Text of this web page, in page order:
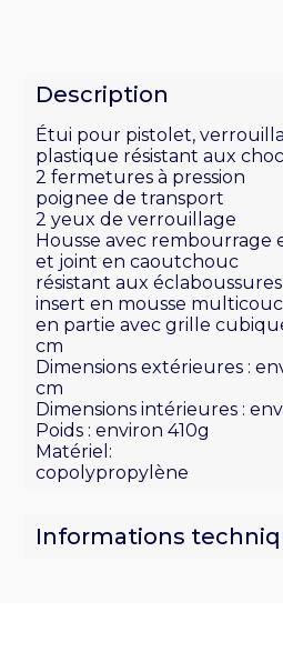
Description
Étui pour pistolet,
plastique résistant aux
2 fermetures à pression
poignee de transport
2 yeux de verrouillage
Housse avec rembourrage
et joint en caoutchouc
résistant aux éclaboussures
insert en mousse
en partie avec grille
cm
Dimensions extérieures :
cm
Dimensions intérieures :
Poids : environ 410g
Matériel:
copolypropylène
Informations